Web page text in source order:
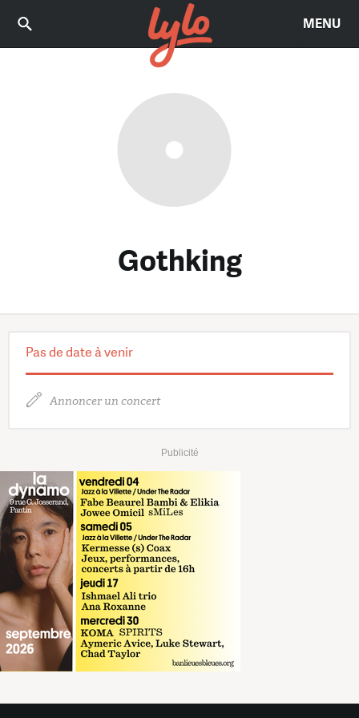
MENU
Gothking
Pas de date à venir
Annoncer un concert
Publicité